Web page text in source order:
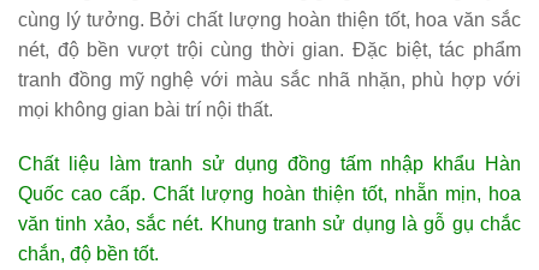
cùng lý tưởng. Bởi chất lượng hoàn thiện tốt, hoa văn sắc
nét, độ bền vượt trội cùng thời gian. Đặc biệt, tác phẩm
tranh đồng mỹ nghệ với màu sắc nhã nhặn, phù hợp với
mọi không gian bài trí nội thất.
Chất liệu làm tranh sử dụng đồng tấm nhập khẩu Hàn
Quốc cao cấp. Chất lượng hoàn thiện tốt, nhẵn mịn, hoa
văn tinh xảo, sắc nét. Khung tranh sử dụng là gỗ gụ chắc
chắn, độ bền tốt.